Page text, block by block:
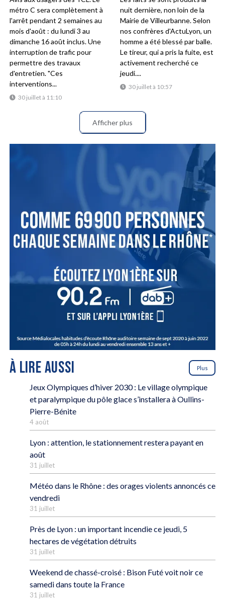
30 juillet à 11:10
métro C sera complètement à
l'arrêt pendant 2 semaines au
mois d'août : du lundi 3 au
dimanche 16 août inclus. Une
interruption de trafic pour
permettre des travaux
d'entretien. "Ces
interventions...
30 juillet à 10:57
nuit dernière, non loin de la
Mairie de Villeurbanne. Selon
nos confrères d'ActuLyon, un
homme a été blessé par balle.
Le tireur, qui a pris la fuite, est
activement recherché ce
jeudi....
Afficher plus
À LIRE AUSSI Plus
Jeux Olympiques d’hiver 2030 : Le village olympique
et paralympique du pôle glace s’installera à Oullins-
Pierre-Bénite
4 août
Lyon : attention, le stationnement restera payant en
août
31 juillet
Météo dans le Rhône : des orages violents annoncés ce
vendredi
31 juillet
Près de Lyon : un important incendie ce jeudi, 5
hectares de végétation détruits
31 juillet
Weekend de chassé-croisé : Bison Futé voit noir ce
samedi dans toute la France
31 juillet